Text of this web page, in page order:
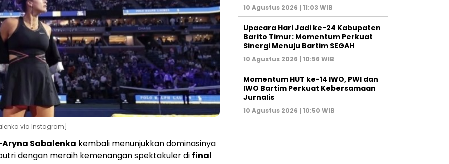
via Instagram]
Aryna Sabalenka kembali menunjukkan dominasinya
dengan meraih kemenangan spektakuler di final
10 Agustus 2026 | 11:03 WIB
Upacara Hari Jadi ke-24 Kabupaten
Barito Timur: Momentum Perkuat
Sinergi Menuju Bartim SEGAH
10 Agustus 2026 | 10:56 WIB
Momentum HUT ke-14 IWO, PWI dan
IWO Bartim Perkuat Kebersamaan
Jurnalis
10 Agustus 2026 | 10:50 WIB